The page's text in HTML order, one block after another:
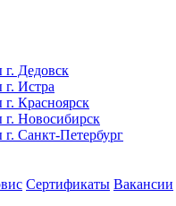
г. Дедовск
г. Истра
Красноярск
г. Новосибирск
г. Санкт-Петербург
Сертификаты Вакансии